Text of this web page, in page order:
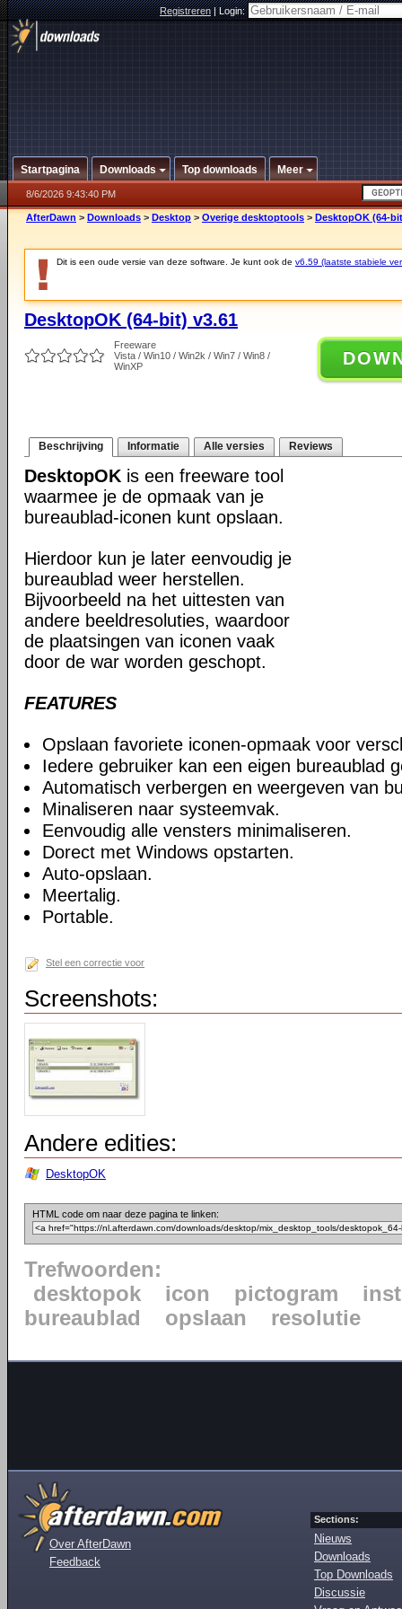
Registreren|Login:
Startpagina Downloads Top downloads Meer
8/6/2026 9:43:40 PM
AfterDawn > Downloads > Desktop > Overige desktoptools > DesktopOK (64-
Dit is een oude versie van deze software. Je kunt ook de v6.59 (laatste stabiele
DesktopOK (64-bit) v3.61
Freeware
Vista / Win10 / Win2k / Win7 / Win8 /
WinXP
Beschrijving Informatie Alle versies Reviews
DesktopOK is een freeware tool
waarmee je de opmaak van je
bureaublad-iconen kunt opslaan.
Hierdoor kun je later eenvoudig je
bureaublad weer herstellen.
Bijvoorbeeld na het uittesten van
andere beeldresoluties, waardoor
de plaatsingen van iconen vaak
door de war worden geschopt.
FEATURES
Opslaan favoriete iconen-opmaak voor
Iedere gebruiker kan een eigen bureaublad
Automatisch verbergen en weergeven van
Minaliseren naar systeemvak.
Eenvoudig alle vensters minimaliseren.
Dorect met Windows opstarten.
Auto-opslaan.
Meertalig.
Portable.
Stel een correctie voor
Screenshots:
Andere edities:
DesktopOK
HTML code om naar deze pagina te linken:
Trefwoorden:
desktopok
icon pictogram
bureaublad
opslaan resolutie
Over AfterDawn
Feedback
Sections:
Nieuws
Downloads
Top Downloads
Discussie